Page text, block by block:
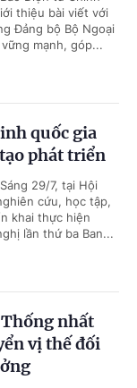
thiệu bài viết với
Đảng bộ Bộ Ngoại
mạnh, góp...
quốc gia
phát triển
29/7, tại Hội
cứu, học tập,
khai thực hiện
lần thứ ba Ban...
nhất
vị thế đối